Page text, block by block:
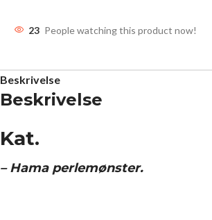
23 People watching this product now!
Beskrivelse
Beskrivelse
Kat.
– Hama perlemønster.